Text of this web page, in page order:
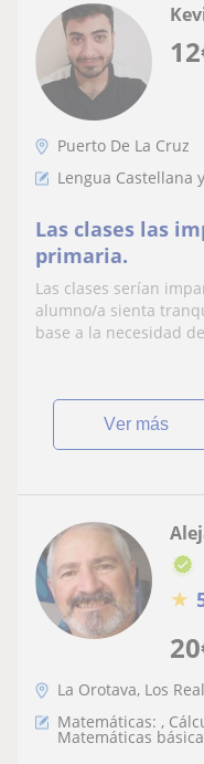
12
Puerto De La Cruz
Lengua Castellana
Las clases las
primaria.
Las clases serían
alumno/a sienta
base a la necesidad
ver más
20
★
La Orotava, Los
Matemáticas: ,
Matemáticas